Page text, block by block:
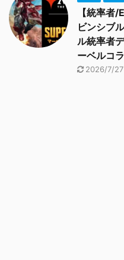
【統率者
ビンシブ
ル統率者
ーベルコラ
2026/7/27